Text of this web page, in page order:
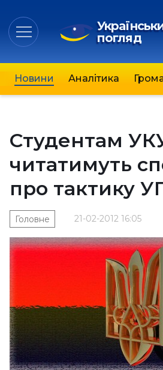
погляд
Новини Аналітика
Студентам
читатимуть
про тактику
21-02-2012 16:05
Головне